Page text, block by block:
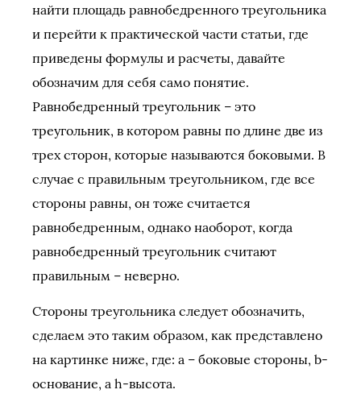
найти площадь равнобедренного треугольника
и перейти к практической части статьи, где
приведены формулы и расчеты, давайте
обозначим для себя само понятие.
Равнобедренный треугольник – это
треугольник, в котором равны по длине две из
трех сторон, которые называются боковыми. В
случае с правильным треугольником, где все
стороны равны, он тоже считается
равнобедренным, однако наоборот, когда
равнобедренный треугольник считают
правильным – неверно.
Стороны треугольника следует обозначить,
сделаем это таким образом, как представлено
на картинке ниже, где: а – боковые стороны, b-
основание, а h-высота.